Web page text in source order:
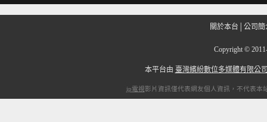
關於本台 公司簡
Copyright ©
本平台由 臺灣繽紛數位多媒體有限公
ip電視影片資訊僅代表網友個人資訊，不代表本